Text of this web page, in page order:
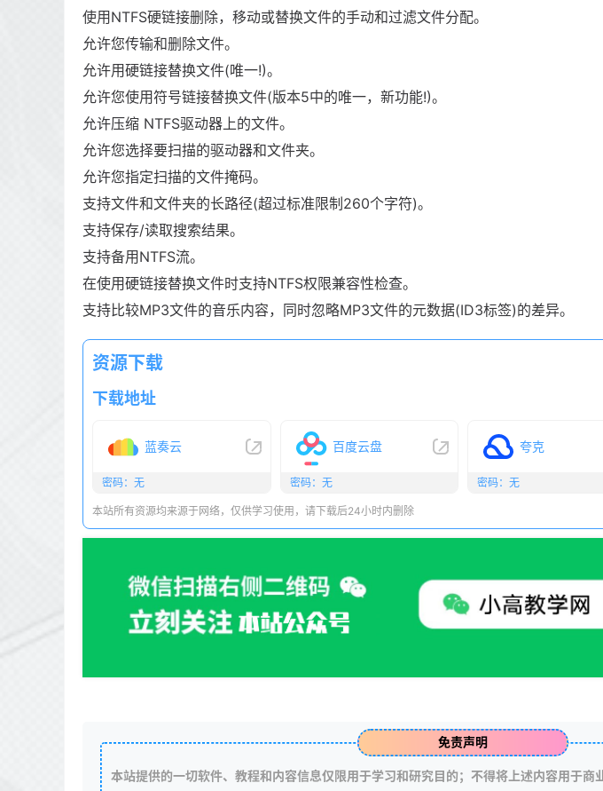
使用NTFS硬链接删除，移动或替换文件的手动和过滤文件分配。
允许您传输和删除文件。
允许用硬链接替换文件(唯一!)。
允许您使用符号链接替换文件(版本5中的唯一，新功能!)。
允许压缩 NTFS驱动器上的文件。
允许您选择要扫描的驱动器和文件夹。
允许您指定扫描的文件掩码。
支持文件和文件夹的长路径(超过标准限制260个字符)。
支持保存/读取搜索结果。
支持备用NTFS流。
在使用硬链接替换文件时支持NTFS权限兼容性检查。
支持比较MP3文件的音乐内容，同时忽略MP3文件的元数据(ID3标签)的差异。
资源下载
下载地址
蓝奏云
密码：无
百度云盘
密码：无
夸克
密码：无
本站所有资源均来源于网络，仅供学习使用，请下载后24小时内删除
免责声明
本站提供的一切软件、教程和内容信息仅限用于学习和研究目的；不得将上述内容用于商